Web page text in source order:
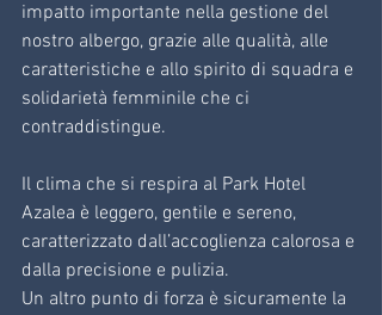
impatto importante nella gestione del
nostro albergo, grazie alle qualità, alle
caratteristiche e allo spirito di squadra e
solidarietà femminile che ci
contraddistingue.
Il clima che si respira al Park Hotel
Azalea è leggero, gentile e sereno,
caratterizzato dall’accoglienza calorosa e
dalla precisione e pulizia.
Un altro punto di forza è sicuramente la